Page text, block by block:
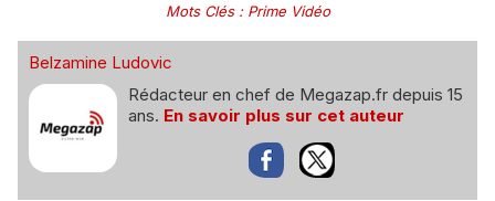
Mots Clés: Prime Vidéo
Belzamine Ludovic
Rédacteur en chef de Megazap.fr depuis 15
ans. En savoir plus sur cet auteur